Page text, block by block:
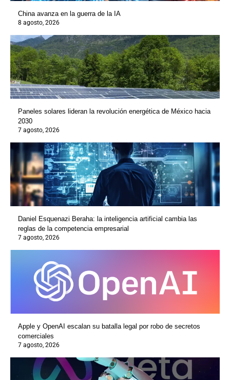
China avanza en la guerra de la IA
8 agosto, 2026
Paneles solares lideran la revolución energética de México hacia
2030
7 agosto, 2026
Daniel Esquenazi Beraha: la inteligencia artificial cambia las
reglas de la competencia empresarial
7 agosto, 2026
Apple y OpenAI escalan su batalla legal por robo de secretos
comerciales
7 agosto, 2026